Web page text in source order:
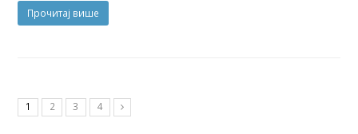
Прочитај више
1 2 3 4